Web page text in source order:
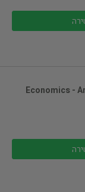
Economics -